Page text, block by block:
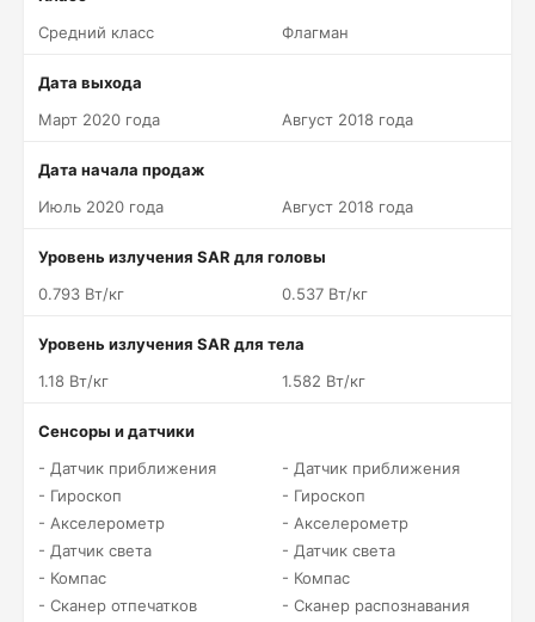
Средний класс
Флагман
Дата выхода
Март 2020 года
Август 2018 года
Дата начала продаж
Июль 2020 года
Август 2018 года
Уровень излучения SAR для головы
0.793 Вт/кг
0.537 Вт/кг
Уровень излучения SAR для тела
1.18 Вт/кг
1.582 Вт/кг
Сенсоры и датчики
- Датчик приближения
- Гироскоп
- Акселерометр
- Датчик света
- Компас
- Сканер отпечатков
- Датчик приближения
- Гироскоп
- Акселерометр
- Датчик света
- Компас
- Сканер распознавания